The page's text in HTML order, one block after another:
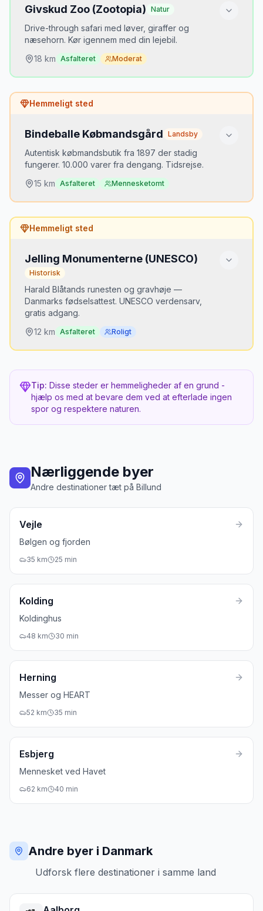
Givskud Zoo (Zootopia) Natur
Drive-through safari med løver, giraffer og
næsehorn. Kør igennem med din lejebil.
18 km Asfalteret Moderat
Hvorfor er det hemmeligt?
LEGOLAND dominerer alt i Billund. Givskud 15 min
Bedste tidspunkt
Forår for dyreunger
i min lejebil. Børnene var flade af
begejstring.
Hemmeligt sted
Bindeballe Købmandsgård Landsby
Autentisk købmandsbutik fra 1897 der stadig
fungerer. 10.000 varer fra dengang. Tidsrejse.
15 km Asfalteret Mennesketomt
Hvorfor er det hemmeligt?
Ligger på en bivej. Ingen skilte fra motorvejen. Du
Bedste tidspunkt
Alle årstider — altid åben i sæson
Hemmeligt sted
Jelling Monumenterne (UNESCO)
Historisk
Harald Blåtands runesten og gravhøje —
Danmarks fødselsattest. UNESCO verdensarv,
gratis adgang.
12 km Asfalteret Roligt
LEGOLAND. Jellingstenene er 15 min derfra.
Bedste tidspunkt
Tip: Disse steder er hemmeligheder af en grund -
hjælp os med at bevare dem ved at efterlade ingen
spor og respektere naturen.
Nærliggende byer
Andre destinationer tæt på Billund
Vejle
Bølgen og fjorden
35 km 25 min
Kolding
Koldinghus
48 km 30 min
Herning
Messer og HEART
52 km 35 min
Esbjerg
Mennesket ved Havet
62 km 40 min
Andre byer i Danmark
Udforsk flere destinationer i samme land